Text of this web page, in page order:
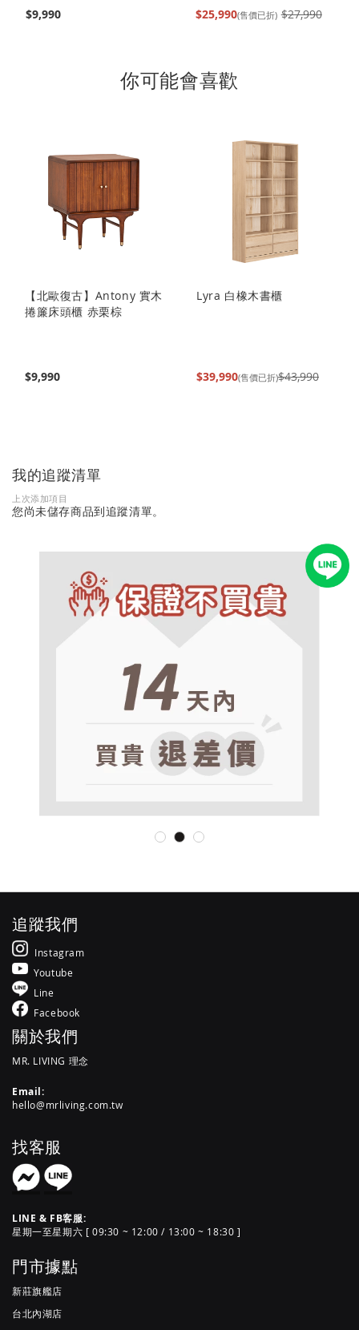
$9,990 $25,990(售價已折) $27,990
你可能會喜歡
【北歐復古】Antony 實木
捲簾床頭櫃 赤栗棕
$9,990
Lyra 白橡木書櫃
$39,990(售價已折)$43,990
我的追蹤清單
上次添加項目
您尚未儲存商品到追蹤清單。
追蹤我們
Instagram
Youtube
Line
Facebook
關於我們
MR. LIVING 理念
Email:
hello@mrliving.com.tw
找客服
LINE & FB客服:
星期一至星期六 [ 09:30 ~ 12:00 / 13:00 ~ 18:30 ]
門市據點
新莊旗艦店
台北內湖店